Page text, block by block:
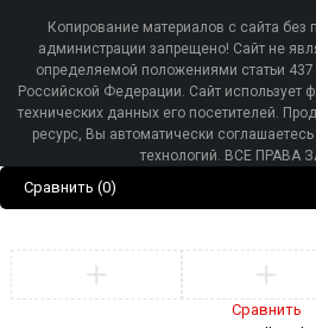
Копирование материалов с сайта без
администрации запрещено! Сайт не
определяемой положениями статьи
Российской Федерации. Сайт использует
технических данных его посетителей.
ресурс, Вы автоматически
технологий. ВСЕ ПРАВА
Сравнить (0)
Сравнить